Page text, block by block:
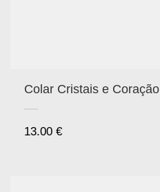
Colar Cristais e Coração
13.00 €